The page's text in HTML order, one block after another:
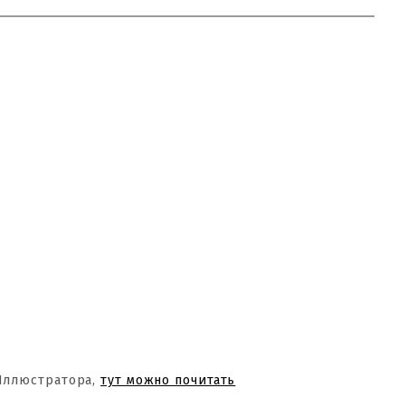
тут можно почитать